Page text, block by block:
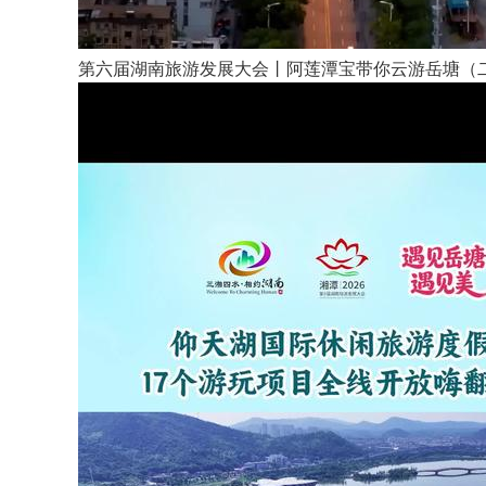
第六届湖南旅游发展大会丨阿莲潭宝带你云游岳塘（